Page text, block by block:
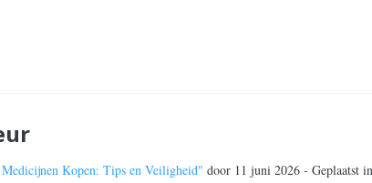
Kopen: Tips en Veiligheid" door 11 juni 2026 - Geplaatst in